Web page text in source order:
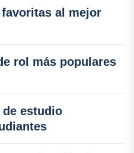
al mejor
rol más populares
estudio